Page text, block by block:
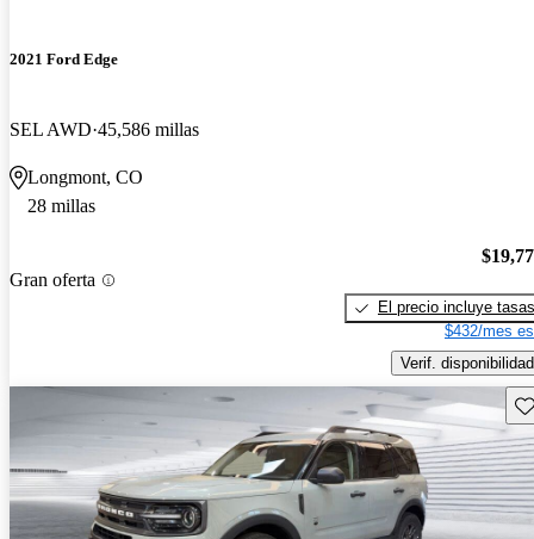
2021 Ford Edge
SEL AWD 45,586 millas
Longmont, CO
28 millas
Gran oferta
El precio incluye tasas
$432/mes
Verif. disponibilidad